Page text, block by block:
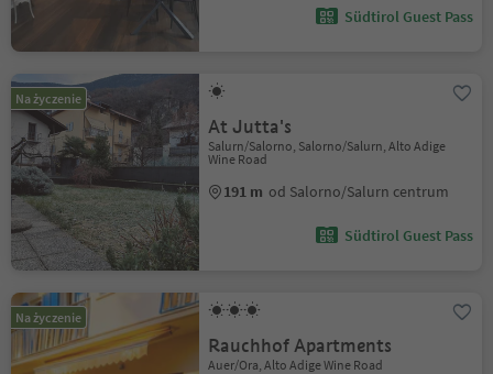
Südtirol Guest Pass
Na życzenie
At Jutta's
Salurn/Salorno, Salorno/Salurn, Alto Adige
Wine Road
191 m od Salorno/Salurn centrum
Südtirol Guest Pass
Na życzenie
Rauchhof Apartments
Auer/Ora, Alto Adige Wine Road